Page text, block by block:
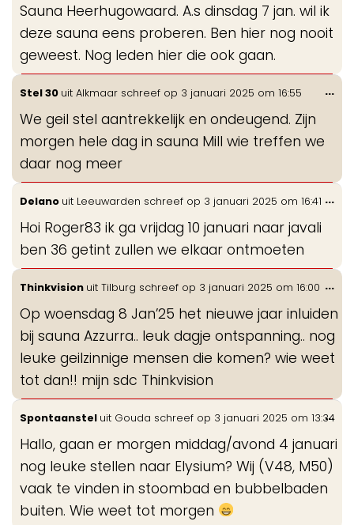
Sauna Heerhugowaard. A.s dinsdag 7 jan. wil ik
deze sauna eens proberen. Ben hier nog nooit
geweest. Nog leden hier die ook gaan.
Stel 30 uit Alkmaar schreef op 3 januari 2025 om 16:55
We geil stel aantrekkelijk en ondeugend. Zijn
morgen hele dag in sauna Mill wie treffen we
daar nog meer
...
Delano uit Leeuwarden schreef op 3 januari 2025 om 16:41
Hoi Roger83 ik ga vrijdag 10 januari naar javali
ben 36 getint zullen we elkaar ontmoeten
...
Thinkvision uit Tilburg schreef op 3 januari 2025 om 16:00
Op woensdag 8 Jan’25 het nieuwe jaar inluiden
bij sauna Azzurra.. leuk dagje ontspanning.. nog
leuke geilzinnige mensen die komen? wie weet
tot dan!! mijn sdc Thinkvision
...
Spontaanstel uit Gouda schreef op 3 januari 2025 om 13:34
Hallo, gaan er morgen middag/avond 4 januari
nog leuke stellen naar Elysium? Wij (V48, M50)
vaak te vinden in stoombad en bubbelbaden
buiten. Wie weet tot morgen
...